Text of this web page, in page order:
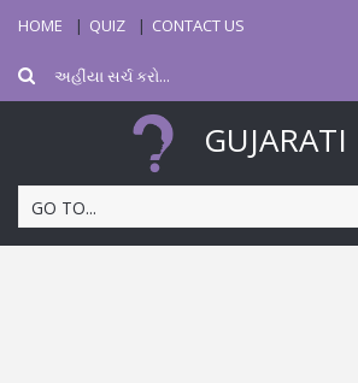
HOME QUIZ CONTACT US
GO TO...